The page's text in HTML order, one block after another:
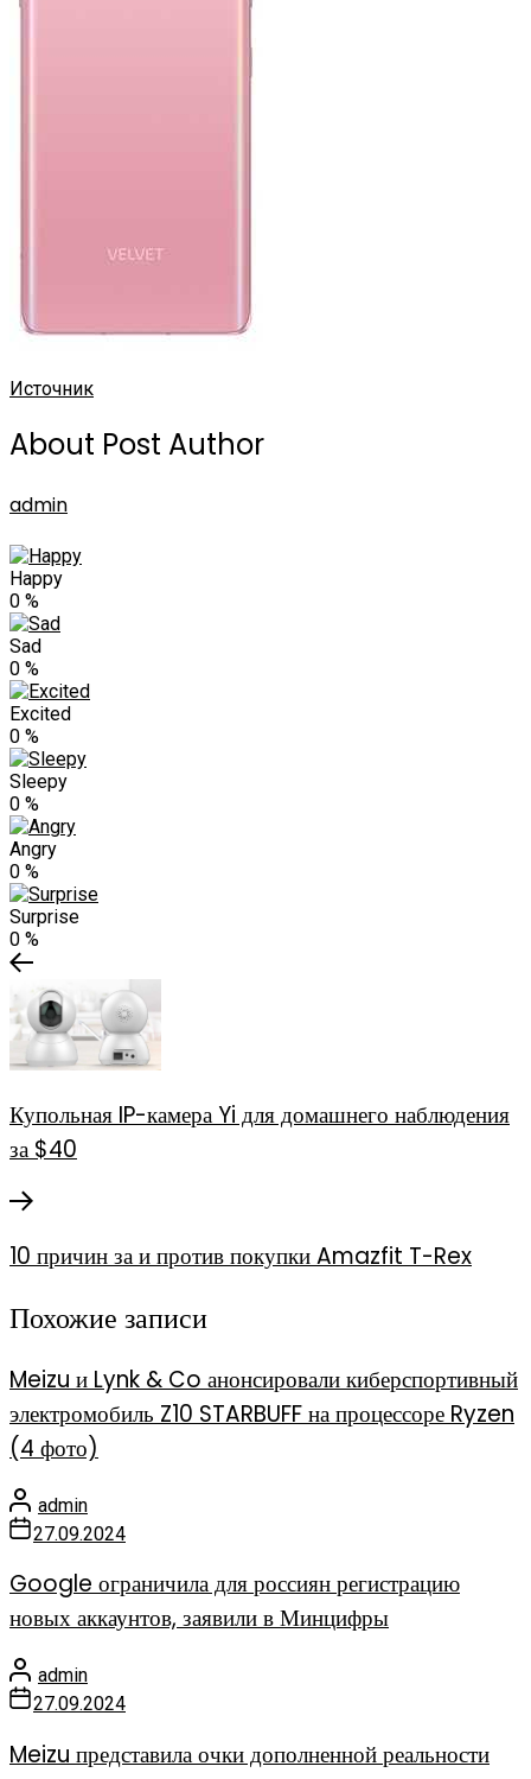
Источник
About Post Author
admin
Happy
0 %
Sad
0 %
Excited
0 %
Sleepy
0 %
Angry
0 %
Surprise
0 %
Купольная IP-камера Yi для домашнего наблюдения
за $40
10 причин за и против покупки Amazfit T-Rex
Похожие записи
Meizu и Lynk & Co анонсировали киберспортивный
электромобиль Z10 STARBUFF на процессоре Ryzen
(4 фото)
admin
27.09.2024
Google ограничила для россиян регистрацию
новых аккаунтов, заявили в Минцифры
admin
27.09.2024
Meizu представила очки дополненной реальности